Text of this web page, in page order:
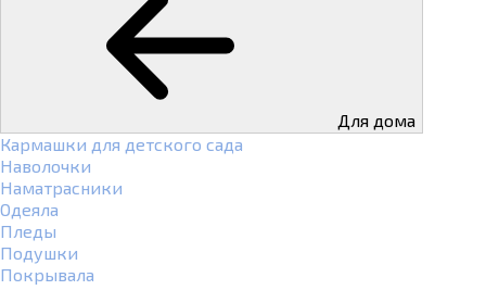
Для дома
Кармашки для детского сада
Наволочки
Наматрасники
Одеяла
Пледы
Подушки
Покрывала